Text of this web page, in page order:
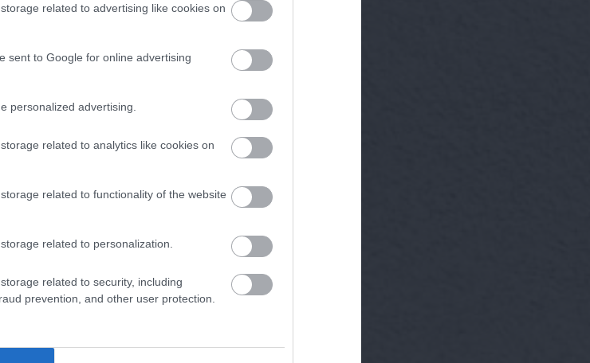
related to advertising like cookies on
sent to Google for online advertising
personalized advertising.
related to analytics like cookies on
related to functionality of the website
related to personalization.
related to security, including
prevention, and other user protection.